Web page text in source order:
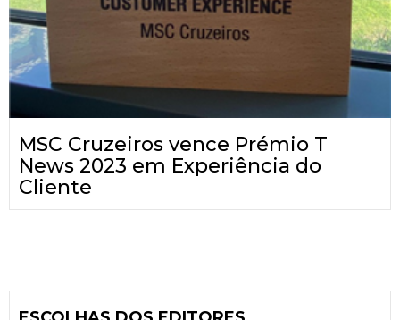
MSC Cruzeiros vence Prémio T
News 2023 em Experiência do
Cliente